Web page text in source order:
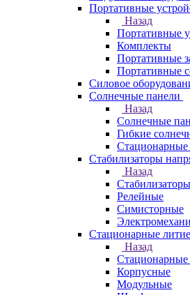
Портативные
Назад
Портативные
Комплекты
Портативные
Портативные
Силовое
Солнечные панели
Назад
Солнечные
Гибкие
Стационарные
Стабилизаторы
Назад
Релейные
Симисторные
Стационарные
Назад
Стационарные
Корпусные
Модульные